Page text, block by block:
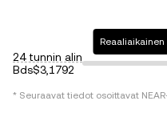
24 tunnin alin
Bds$3,1792
* Seuraavat tiedot osoittavat NEAR